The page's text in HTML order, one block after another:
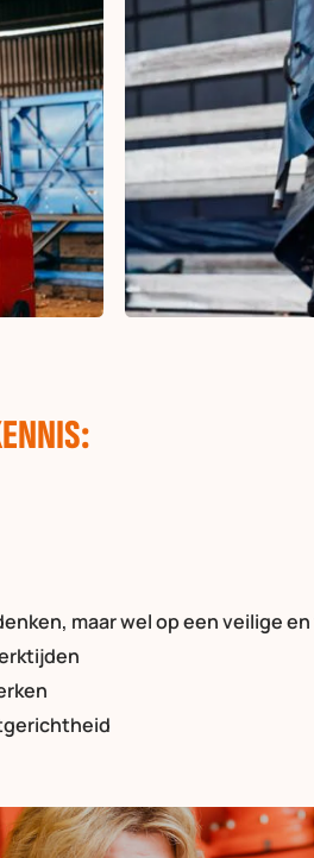
maar wel op een veilige